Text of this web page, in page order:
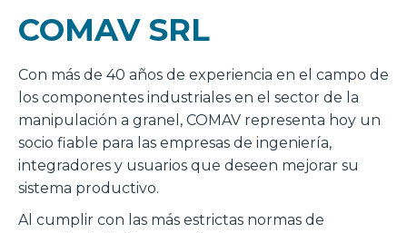
COMAV SRL
Con más de 40 años de experiencia en el campo de
los componentes industriales en el sector de la
manipulación a granel, COMAV representa hoy un
socio fiable para las empresas de ingeniería,
integradores y usuarios que deseen mejorar su
sistema productivo.
Al cumplir con las más estrictas normas de